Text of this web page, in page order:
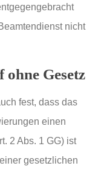
nicht
Gesetz
fest, dass das
einen
2 Abs. 1 GG) ist
gesetzlichen